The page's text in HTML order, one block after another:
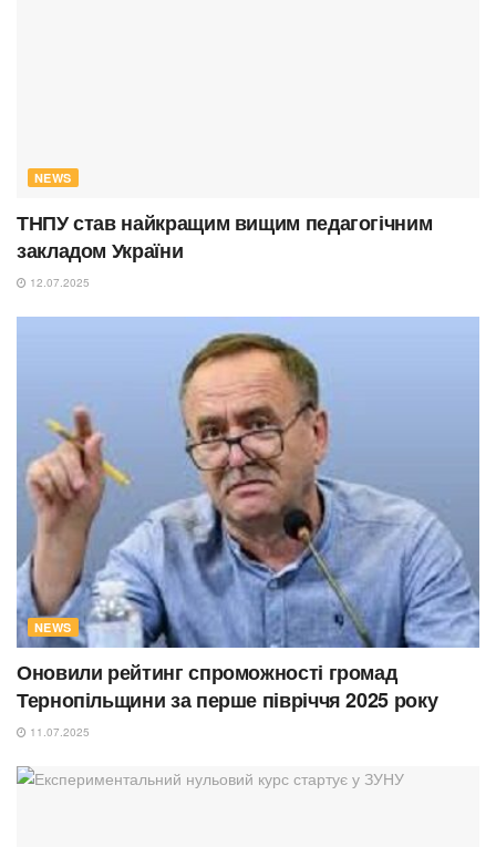
NEWS
ТНПУ став найкращим вищим педагогічним
закладом України
12.07.2025
NEWS
Оновили рейтинг спроможності громад
Тернопільщини за перше півріччя 2025 року
11.07.2025